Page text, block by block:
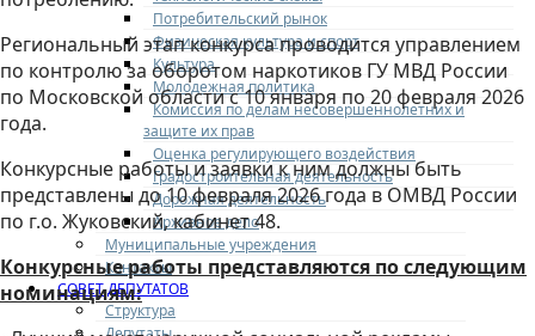
Потребительский рынок
Физическая культура и спорт
Культура
Молодежная политика
Комиссия по делам несовершеннолетних и
защите их прав
Оценка регулирующего воздействия
Градостроительная деятельность
Дорожная деятельность
Архивное дело
Муниципальные учреждения
Контакты
СОВЕТ ДЕПУТАТОВ
Структура
Региональный этап конкурса проводится управлением
по контролю за оборотом наркотиков ГУ МВД России
по Московской области с 10 января по 20 февраля 2026
года.
Конкурсные работы и заявки к ним должны быть
представлены до 10 февраля 2026 года в ОМВД России
по г.о. Жуковский, кабинет 48.
Конкурсные работы представляются по следующим
номинациям: